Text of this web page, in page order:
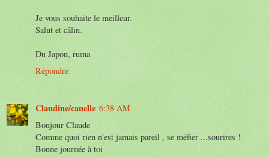
Je vous souhaite le meilleur.
Salut et câlin.
Du Japon, ruma
Répondre
Claudine/canelle 6:38 AM
Bonjour Claude
Comme quoi rien n'est jamais pareil , se méfier ...sourires !
Bonne journée à toi